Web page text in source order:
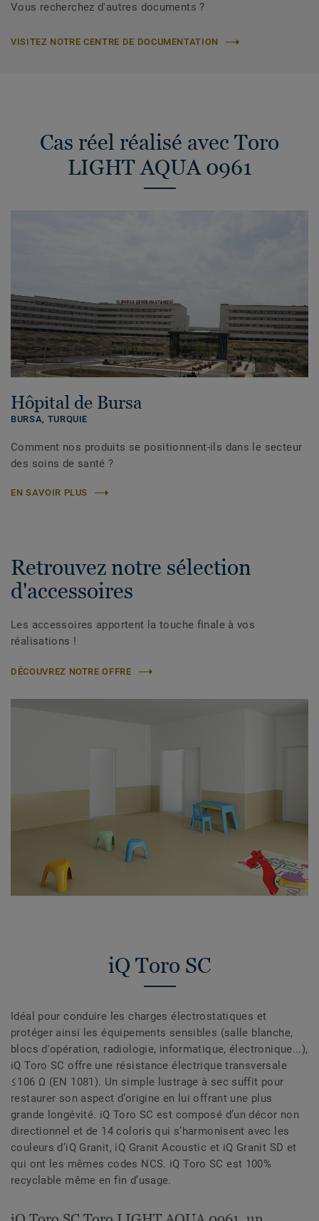
Vous recherchez d'autres documents ?
VISITEZ NOTRE CENTRE DE DOCUMENTATION
Cas réel réalisé avec Toro
LIGHT AQUA 0961
Hôpital de Bursa
BURSA, TURQUIE
Comment nos produits se positionnent-ils dans le secteur
des soins de santé ?
EN SAVOIR PLUS
Retrouvez notre sélection
d'accessoires
Les accessoires apportent la touche finale à vos
réalisations !
DÉCOUVREZ NOTRE OFFRE
iQ Toro SC
Idéal pour conduire les charges électrostatiques et
protéger ainsi les équipements sensibles (salle blanche,
blocs d'opération, radiologie, informatique, électronique...),
iQ Toro SC offre une résistance électrique transversale
≤106 Ω (EN 1081). Un simple lustrage à sec suffit pour
restaurer son aspect d’origine en lui offrant une plus
grande longévité. iQ Toro SC est composé d’un décor non
directionnel et de 14 coloris qui s’harmonisent avec les
couleurs d’iQ Granit, iQ Granit Acoustic et iQ Granit SD et
qui ont les mêmes codes NCS. iQ Toro SC est 100%
recyclable même en fin d’usage.